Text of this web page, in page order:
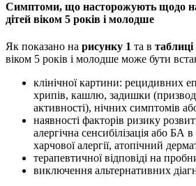
Симптоми, що насторожують щодо
дітей віком 5 років і молодше
Як показано на рисунку 1 та в таблиці
віком 5 років і молодше може бути
клінічної картини: рецидивних
хрипів, кашлю, задишки
активності), нічних симптомів
наявності факторів ризику
алергічна сенсибілізація або БА
харчової алергії, атопічний
терапевтичної відповіді на
виключення альтернативних